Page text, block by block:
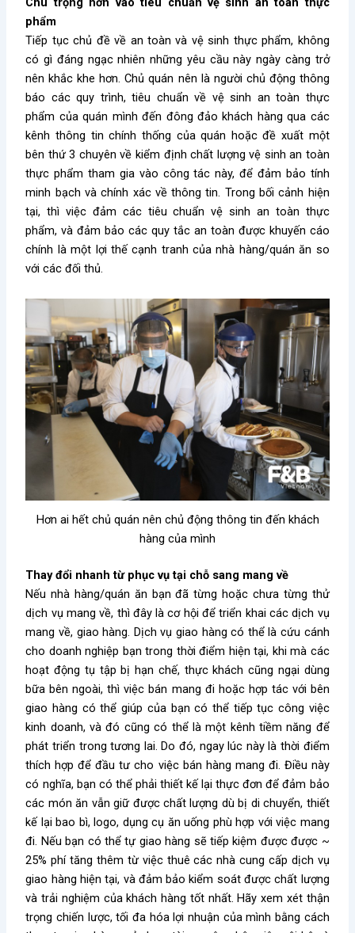
phẩm
Tiếp tục chủ đề về an toàn và vệ sinh thực phẩm, không
có gì đáng ngạc nhiên những yêu cầu này ngày càng trở
nên khắc khe hơn. Chủ quán nên là người chủ động thông
báo các quy trình, tiêu chuẩn về vệ sinh an toàn thực
phẩm của quán mình đến đông đảo khách hàng qua các
kênh thông tin chính thống của quán hoặc đề xuất một
bên thứ 3 chuyên về kiểm định chất lượng vệ sinh an toàn
thực phẩm tham gia vào công tác này, để đảm bảo tính
minh bạch và chính xác về thông tin. Trong bối cảnh hiện
tại, thì việc đảm các tiêu chuẩn vệ sinh an toàn thực
phẩm, và đảm bảo các quy tắc an toàn được khuyến cáo
chính là một lợi thế cạnh tranh của nhà hàng/quán ăn so
với các đối thủ.
Hơn ai hết chủ quán nên chủ động thông tin đến khách
hàng của mình
Thay đổi nhanh từ phục vụ tại chỗ sang mang về
Nếu nhà hàng/quán ăn bạn đã từng hoặc chưa từng thử
dịch vụ mang về, thì đây là cơ hội để triển khai các dịch vụ
mang về, giao hàng. Dịch vụ giao hàng có thể là cứu cánh
cho doanh nghiệp bạn trong thời điểm hiện tại, khi mà các
hoạt động tụ tập bị hạn chế, thực khách cũng ngại dùng
bữa bên ngoài, thì việc bán mang đi hoặc hợp tác với bên
giao hàng có thể giúp của bạn có thể tiếp tục công việc
kinh doanh, và đó cũng có thể là một kênh tiềm năng để
phát triển trong tương lai. Do đó, ngay lúc này là thời điểm
thích hợp để đầu tư cho việc bán hàng mang đi. Điều này
có nghĩa, bạn có thể phải thiết kế lại thực đơn để đảm bảo
các món ăn vẫn giữ được chất lượng dù bị di chuyển, thiết
kế lại bao bì, logo, dụng cụ ăn uống phù hợp với việc mang
đi. Nếu bạn có thể tự giao hàng sẽ tiếp kiệm được được ~
25% phí tăng thêm từ việc thuê các nhà cung cấp dịch vụ
giao hàng hiện tại, và đảm bảo kiểm soát được chất lượng
và trải nghiệm của khách hàng tốt nhất. Hãy xem xét thận
trọng chiến lược, tối đa hóa lợi nhuận của mình bằng cách